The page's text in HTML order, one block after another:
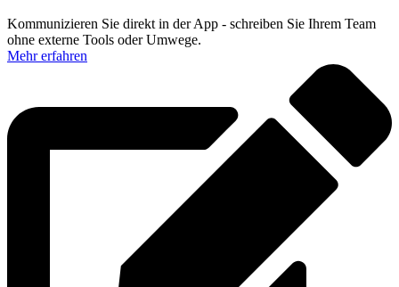
Kommunizieren Sie direkt in der App - schreiben Sie Ihrem Team
ohne externe Tools oder Umwege.
Mehr erfahren